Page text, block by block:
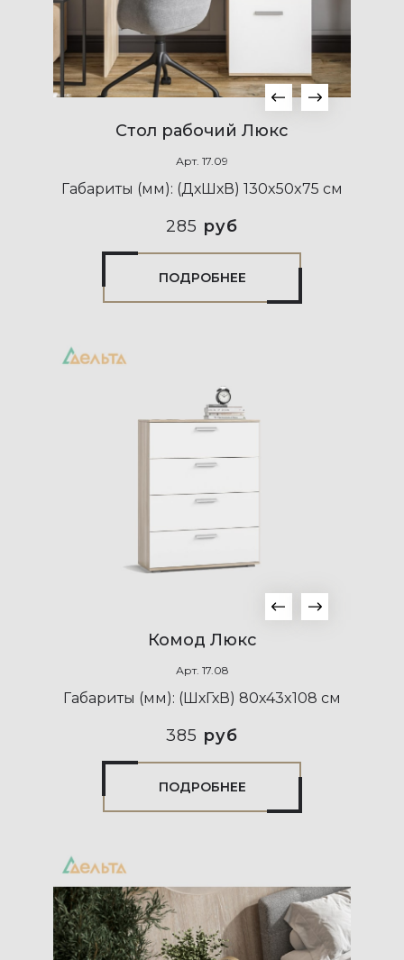
Стол рабочий Люкс
Арт. 17.09
Габариты (мм): (ДхШхВ) 130x50x75 см
285 руб
ПОДРОБНЕЕ
Комод Люкс
Арт. 17.08
Габариты (мм): (ШхГхВ) 80x43x108 см
385 руб
ПОДРОБНЕЕ